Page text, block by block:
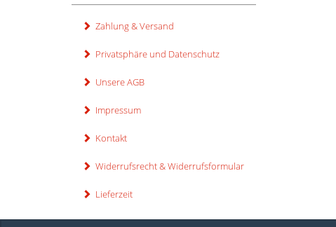
Zahlung & Versand
Privatsphäre und Datenschutz
Unsere AGB
Impressum
Kontakt
Widerrufsrecht & Widerrufsformular
Lieferzeit